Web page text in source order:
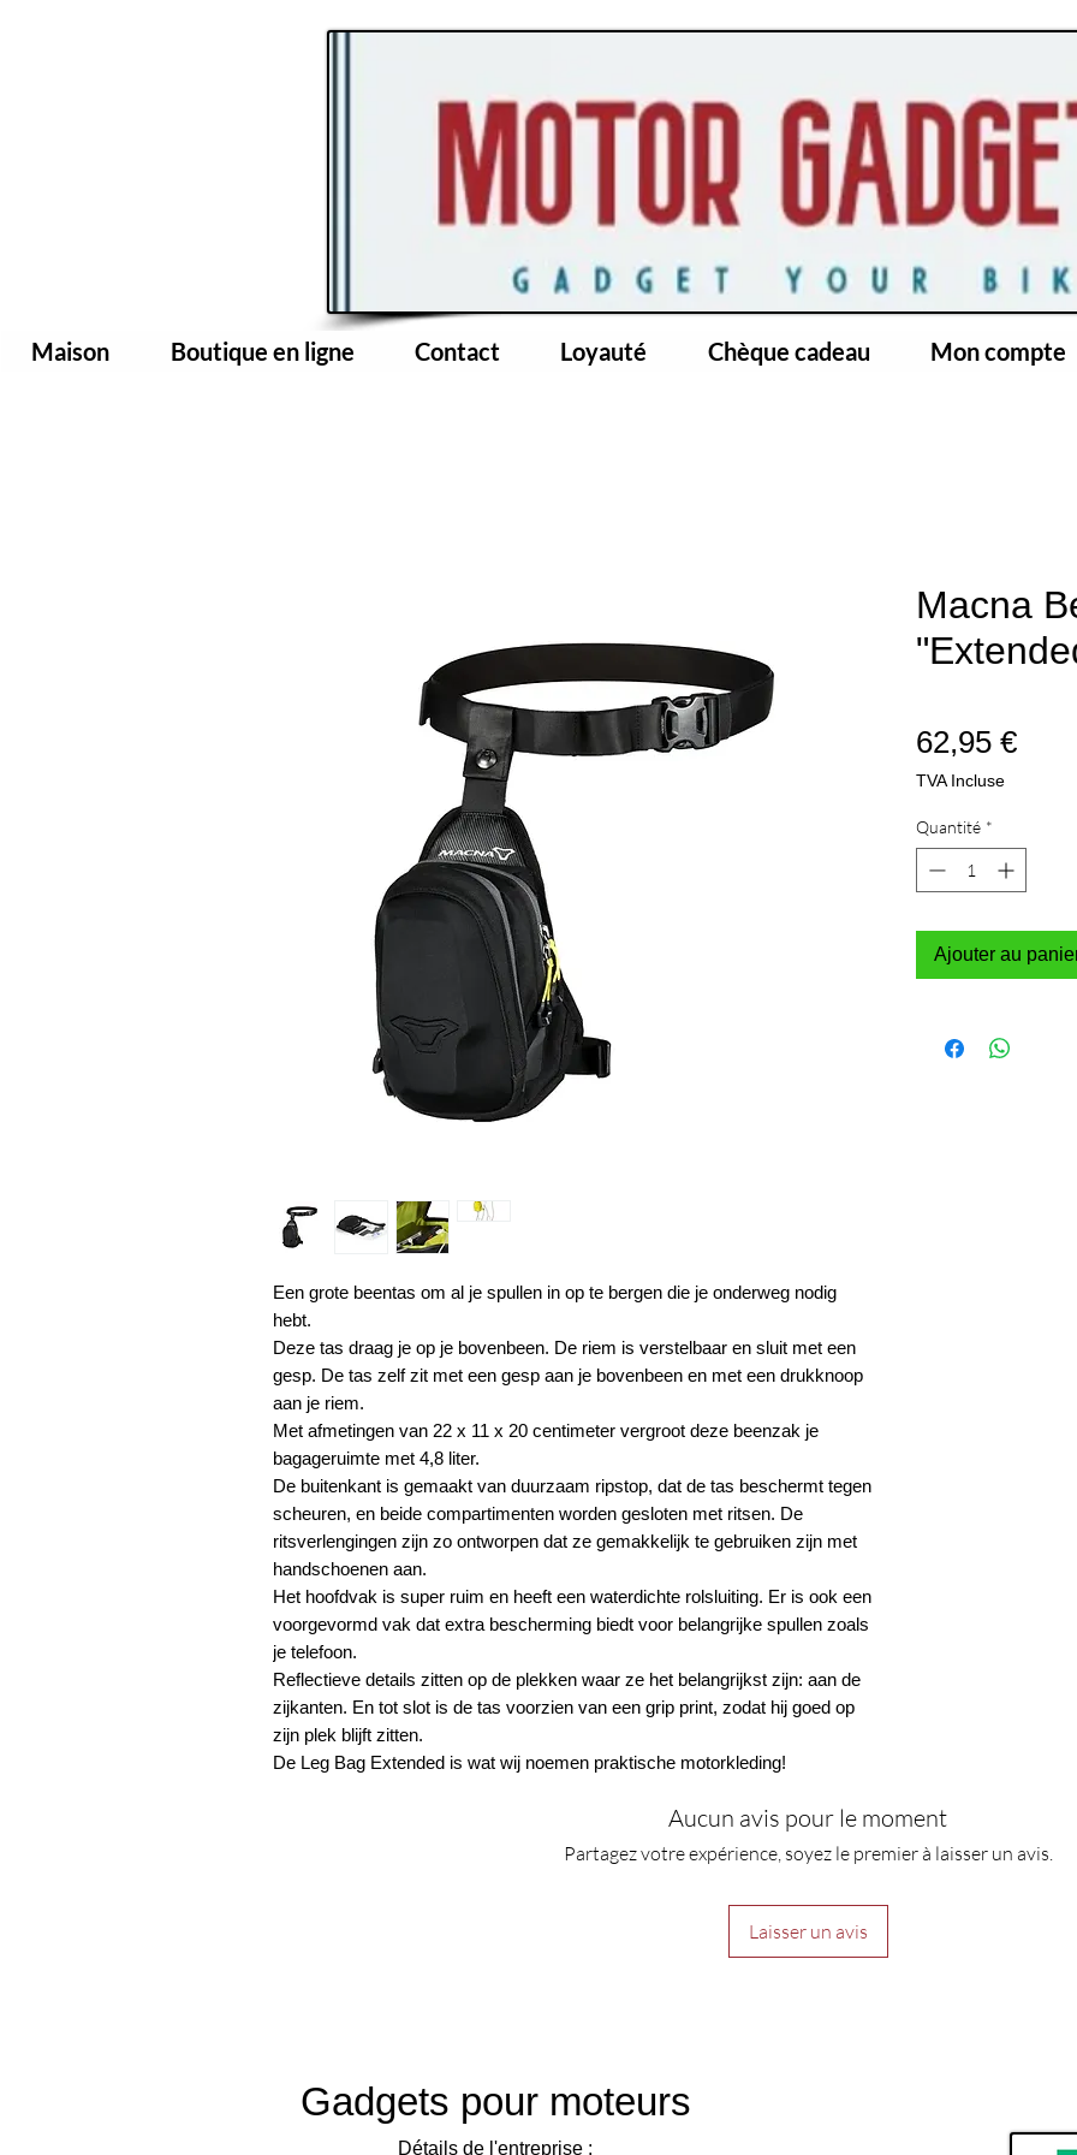
Maison Boutique en ligne Contact Loyauté Chèque cadeau Mon compte
Een grote beentas om al je spullen in op te bergen die je onderweg nodig
hebt.
Deze tas draag je op je bovenbeen. De riem is verstelbaar en sluit met een
gesp. De tas zelf zit met een gesp aan je bovenbeen en met een drukknoop
aan je riem.
Met afmetingen van 22 x 11 x 20 centimeter vergroot deze beenzak je
bagageruimte met 4,8 liter.
De buitenkant is gemaakt van duurzaam ripstop, dat de tas beschermt tegen
scheuren, en beide compartimenten worden gesloten met ritsen. De
ritsverlengingen zijn zo ontworpen dat ze gemakkelijk te gebruiken zijn met
handschoenen aan.
Het hoofdvak is super ruim en heeft een waterdichte rolsluiting. Er is ook een
voorgevormd vak dat extra bescherming biedt voor belangrijke spullen zoals
je telefoon.
Reflectieve details zitten op de plekken waar ze het belangrijkst zijn: aan de
zijkanten. En tot slot is de tas voorzien van een grip print, zodat hij goed op
zijn plek blijft zitten.
De Leg Bag Extended is wat wij noemen praktische motorkleding!
Macna
62,95 €Prix
TVA Incluse
Quantité *
Ajouter au
Aucun avis pour le moment
Partagez votre expérience, soyez le premier à laisser un avis.
Laisser un avis
Gadgets pour moteurs
Détails de l'entreprise :